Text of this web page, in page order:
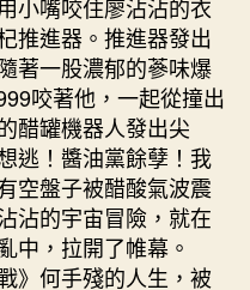
小嘴咬住廖沾沾的衣
推進器。推進器發出
著一股濃郁的蔘味爆
咬著他，一起從撞出
醋罐機器人發出尖
逃！醬油黨餘孽！我
空盤子被醋酸氣波震
沾的宇宙冒險，就在
中，拉開了帷幕。
》何手殘的人生，被